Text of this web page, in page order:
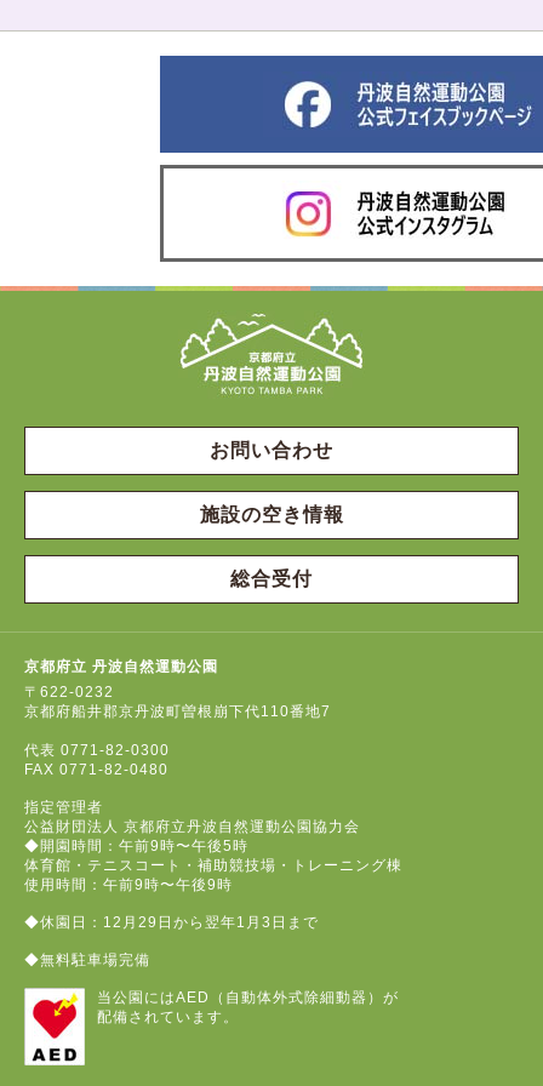
お問い合わせ
施設の空き情報
総合受付
京都府立 丹波自然運動公園
〒622-0232
京都府船井郡京丹波町曽根崩下代110番地7
代表 0771-82-0300
FAX 0771-82-0480
指定管理者
公益財団法人 京都府立丹波自然運動公園協力会
◆開園時間：午前9時〜午後5時
体育館・テニスコート・補助競技場・トレーニング棟
使用時間：午前9時〜午後9時
◆休園日：12月29日から翌年1月3日まで
◆無料駐車場完備
当公園にはAED（自動体外式除細動器）が
配備されています。